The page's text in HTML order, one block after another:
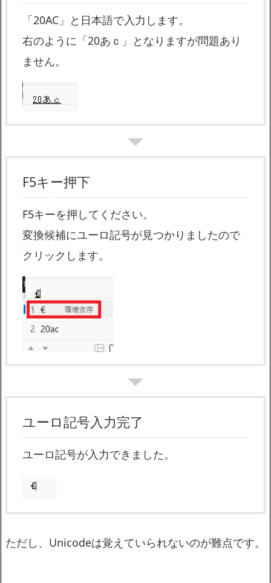
「20AC」と日本語で入力します。
右のように「20あｃ」となりますが問題あり
ません。
F5キー押下
F5キーを押してください。
変換候補にユーロ記号が見つかりましたので
クリックします。
ユーロ記号入力完了
ユーロ記号が入力できました。
ただし、Unicodeは覚えていられないのが難点です。